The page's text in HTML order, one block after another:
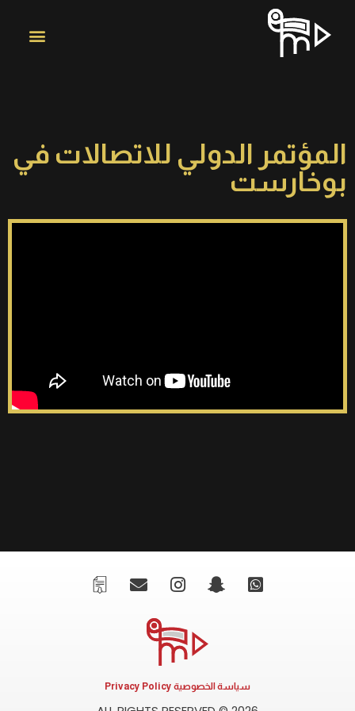
المؤتمر الدولي للاتصالات في
بوخارست
سياسة الخصوصية Privacy Policy